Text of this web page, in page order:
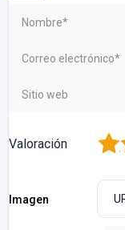
Valoración 2
Imagen